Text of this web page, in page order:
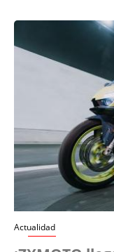
Actualidad